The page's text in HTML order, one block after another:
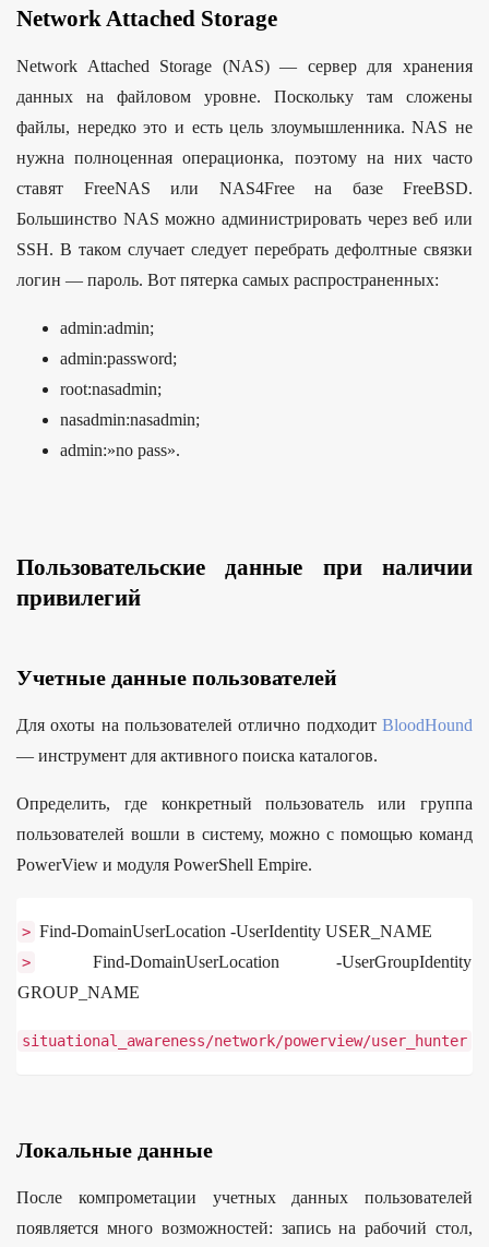
Network Attached Storage
Network Attached Storage (NAS) — сервер для хранения
данных на файловом уровне. Поскольку там сложены
файлы, нередко это и есть цель злоумышленника. NAS не
нужна полноценная операционка, поэтому на них часто
ставят FreeNAS или NAS4Free на базе FreeBSD.
Большинство NAS можно администрировать через веб или
SSH. В таком случает следует перебрать дефолтные связки
логин — пароль. Вот пятерка самых распространенных:
admin:admin;
admin:password;
root:nasadmin;
nasadmin:nasadmin;
admin:»no pass».
Пользовательские данные при наличии
привилегий
Учетные данные пользователей
Для охоты на пользователей отлично подходит BloodHound
— инструмент для активного поиска каталогов.
Определить, где конкретный пользователь или группа
пользователей вошли в систему, можно с помощью команд
PowerView и модуля PowerShell Empire.
> Find-DomainUserLocation -UserIdentity USER_NAME
>
Find-DomainUserLocation -UserGroupIdentity
GROUP_NAME
situational_awareness/network/powerview/user_hunter
Локальные данные
После компрометации учетных данных пользователей
появляется много возможностей: запись на рабочий стол,